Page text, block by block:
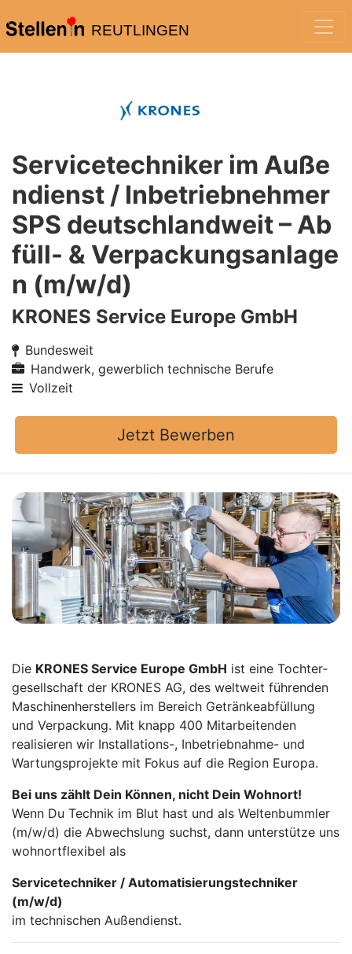
REUTLINGEN
Servicetechniker im Auße
ndienst / Inbetriebnehmer
SPS deutschlandweit – Ab
füll- & Verpackungsanlage
n (m/w/d)
KRONES Service Europe GmbH
Bundesweit
Handwerk, gewerblich technische Berufe
Vollzeit
Jetzt Bewerben
Die KRONES Service Europe GmbH ist eine Tochter­
gesellschaft der KRONES AG, des weltweit führenden
Maschinen­herstellers im Bereich Getränke­abfüllung
und Verpackung. Mit knapp 400 Mitarbei­tenden
realisieren wir Installations-, Inbetrieb­nahme- und
Wartungs­projekte mit Fokus auf die Region Europa.
Bei uns zählt Dein Können, nicht Dein Wohnort!
Wenn Du Technik im Blut hast und als Weltenbummler
(m/w/d) die Abwechslung suchst, dann unterstütze uns
wohnortflexibel als
Servicetechniker / Automatisierungstechniker
(m/w/d)
im technischen Außendienst.